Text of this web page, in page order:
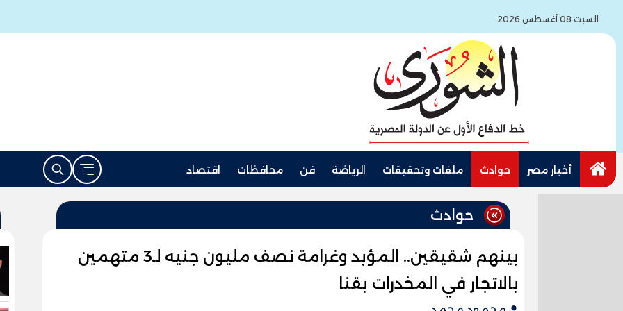
السبت 08 أغسطس 2026
أخبار مصر حوادث ملفات وتحقيقات الرياضة فن محافظات اقتصاد
حوادث
بينهم شقيقين.. المؤبد وغرامة نصف مليون جنيه لـ3 متهمين
بالاتجار في المخدرات بقنا